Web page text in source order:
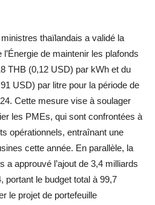
thaïlandais a validé la
de maintenir les plafonds
THB (0,12 USD) par kWh et du
USD) par litre pour la période de
Cette mesure vise à soulager
les PMEs, qui sont confrontées à
opérationnels, entraînant une
cette année. En parallèle, la
a approuvé l’ajout de 3,4 milliards
portant le budget total à 99,7
le projet de portefeuille